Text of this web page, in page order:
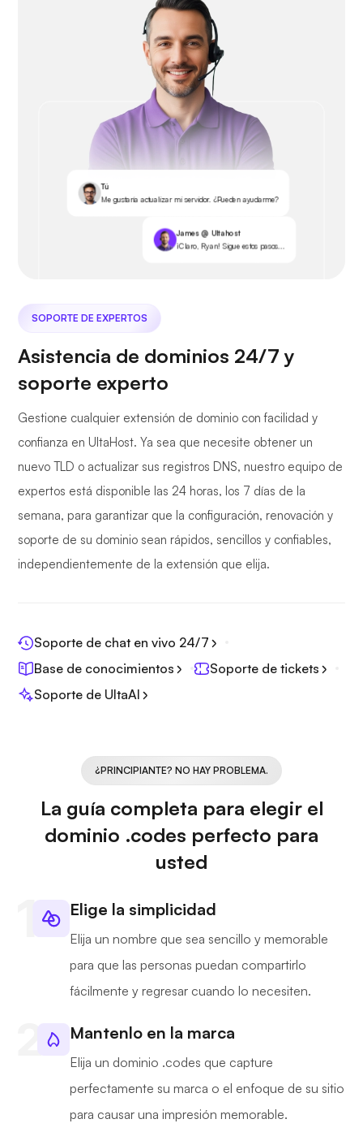
Tú
Me gustaría actualizar mi servidor. ¿Pueden ayudarme?
James @ Ultahost
¡Claro, Ryan! Sigue estos pasos...
SOPORTE DE EXPERTOS
Asistencia de dominios 24/7 y
soporte experto
Gestione cualquier extensión de dominio con facilidad y
confianza en UltaHost. Ya sea que necesite obtener un
nuevo TLD o actualizar sus registros DNS, nuestro equipo de
expertos está disponible las 24 horas, los 7 días de la
semana, para garantizar que la configuración, renovación y
soporte de su dominio sean rápidos, sencillos y confiables,
independientemente de la extensión que elija.
Soporte de chat en vivo 24/7
Base de conocimientos
Soporte de tickets
Soporte de UltaAI
¿PRINCIPIANTE? NO HAY PROBLEMA.
La guía completa para elegir el
dominio .codes perfecto para
usted
Elige la simplicidad
Elija un nombre que sea sencillo y memorable
para que las personas puedan compartirlo
fácilmente y regresar cuando lo necesiten.
Mantenlo en la marca
Elija un dominio .codes que capture
perfectamente su marca o el enfoque de su sitio
para causar una impresión memorable.